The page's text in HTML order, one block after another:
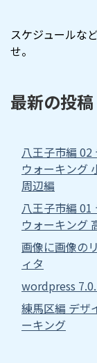
スケジュールな
せ。
最新の投稿
八王子市編
ウォーキング
周辺編
八王子市編
ウォーキング
画像に画像の
ィタ
wordpress
練馬区編 デザ
ーキング